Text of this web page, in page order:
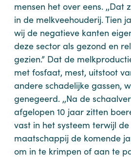
mensen het over eens. ,,Dat
in de melkveehouderij. Tien
wij de negatieve kanten
deze sector als gezond en
gezien.” Dat de
met fosfaat, mest, uitstoot
andere schadelijke gassen,
genegeerd. ,,Na de
afgelopen 10 jaar zitten
vast in het systeem terwijl
maatschappij de komende
om in te krimpen of aan te